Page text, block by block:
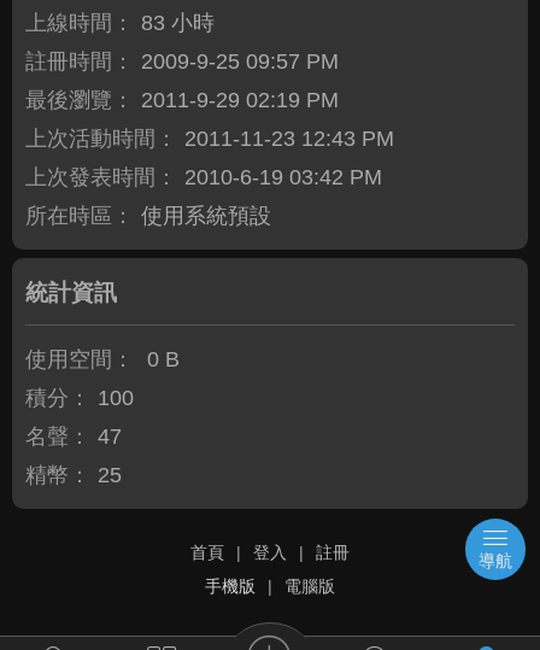
上線時間：
83 小時
註冊時間：
2009-9-25 09:57 PM
最後瀏覽：
2011-9-29 02:19 PM
上次活動時間：
2011-11-23 12:43 PM
上次發表時間：
2010-6-19 03:42 PM
所在時區：
使用系統預設
統計資訊
使用空間：
0 B
積分：
100
名聲：
47
精幣：
25
首頁 | 登入 |
註冊
手機版
| 電腦版
導航